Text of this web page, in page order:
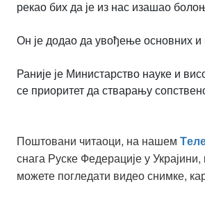
рекао бих да је из нас изашао
Он је додао да увођење основних
Раније је Министарство науке и
се приоритет да стварању
Поштовани читаоци, на нашем
снага Руске Федерације у
можете погледати видео снимке,